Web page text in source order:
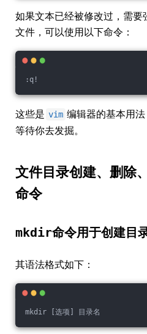
如果文本已经被修改过，需
文件，可以使用以下命令：
:q!
这些是 vim 编辑器的基本用
等待你去发掘。
文件目录创建、删除
命令
mkdir命令用于创建目
其语法格式如下：
mkdir [选项] 目录名